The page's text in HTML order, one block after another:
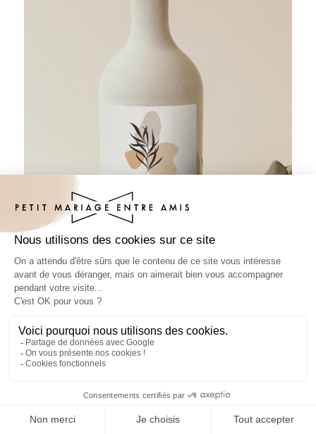
Sticker bouteille mariage Azéline